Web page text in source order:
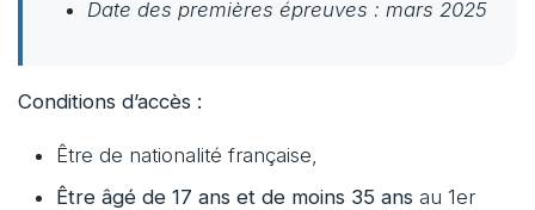
Date des premières épreuves : mars 2025
Conditions d’accès :
Être de nationalité française,
Être âgé de 17 ans et de moins 35 ans au 1er